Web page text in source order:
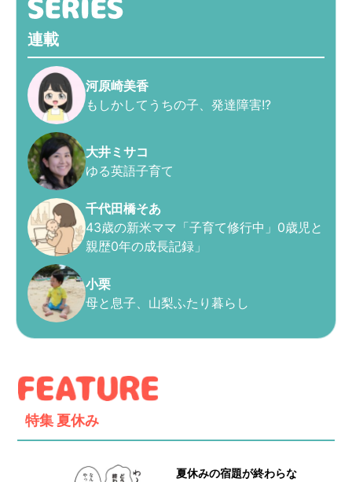
連載
河原崎美香
もしかしてうちの子、発達障害!?
大井ミサコ
ゆる英語子育て
千代田橋そあ
43歳の新米ママ「子育て修行中」0歳児と
親歴0年の成長記録」
小栗
母と息子、山梨ふたり暮らし
特集 夏休み
夏休みの宿題が終わらな